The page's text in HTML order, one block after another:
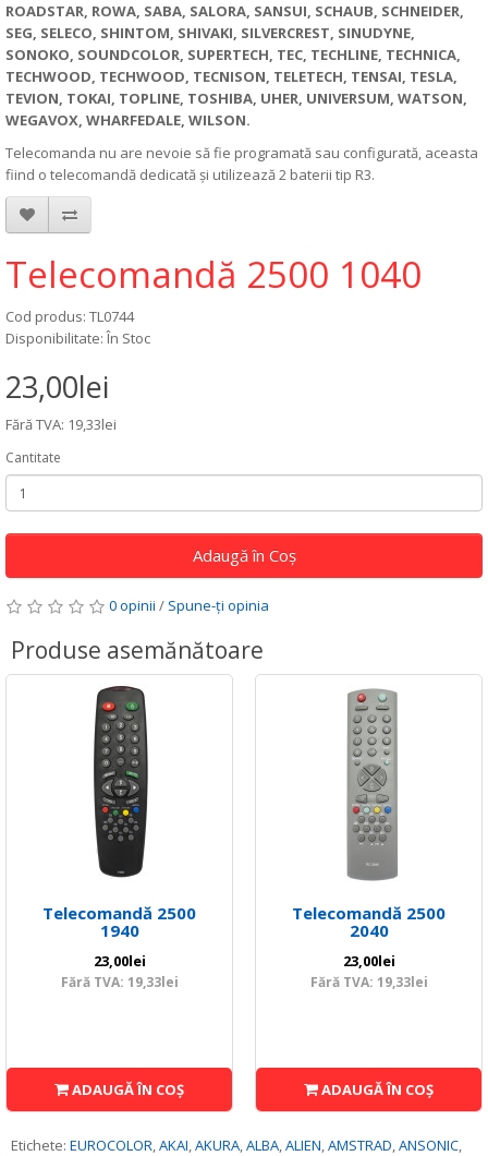
ROADSTAR, ROWA, SABA, SALORA, SANSUI, SCHAUB, SCHNEIDER,
SEG, SELECO, SHINTOM, SHIVAKI, SILVERCREST, SINUDYNE,
SONOKO, SOUNDCOLOR, SUPERTECH, TEC, TECHLINE, TECHNICA,
TECHWOOD, TECHWOOD, TECNISON, TELETECH, TENSAI, TESLA,
TEVION, TOKAI, TOPLINE, TOSHIBA, UHER, UNIVERSUM, WATSON,
WEGAVOX, WHARFEDALE, WILSON.
Telecomanda nu are nevoie să fie programată sau configurată, aceasta
fiind o telecomandă dedicată și utilizează 2 baterii tip R3.
Telecomandă 2500 1040
Cod produs: TL0744
Disponibilitate: În Stoc
23,00lei
Fără TVA: 19,33lei
Cantitate
Adaugă în Coş
0 opinii / Spune-ţi opinia
Produse asemănătoare
Telecomandă 2500
1940
23,00lei
Fără TVA: 19,33lei
ADAUGĂ ÎN COŞ
Telecomandă 2500
2040
23,00lei
Fără TVA: 19,33lei
ADAUGĂ ÎN COŞ
Etichete: EUROCOLOR,AKAI,AKURA,ALBA,ALIEN,AMSTRAD,ANSONIC,